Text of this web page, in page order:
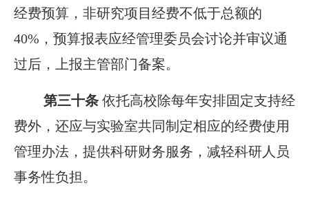
经费预算，非研究项目经费不低于总额的
40%，预算报表应经管理委员会讨论并审议通
过后，上报主管部门备案。
第三十条 依托高校除每年安排固定支持经
费外，还应与实验室共同制定相应的经费使用
管理办法，提供科研财务服务，减轻科研人员
事务性负担。